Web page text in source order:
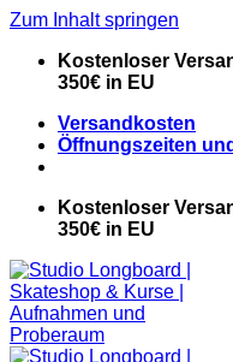
Zum Inhalt springen
Kostenloser
350€ in EU
Versandkosten
Öffnungszeiten
Kostenloser
350€ in EU